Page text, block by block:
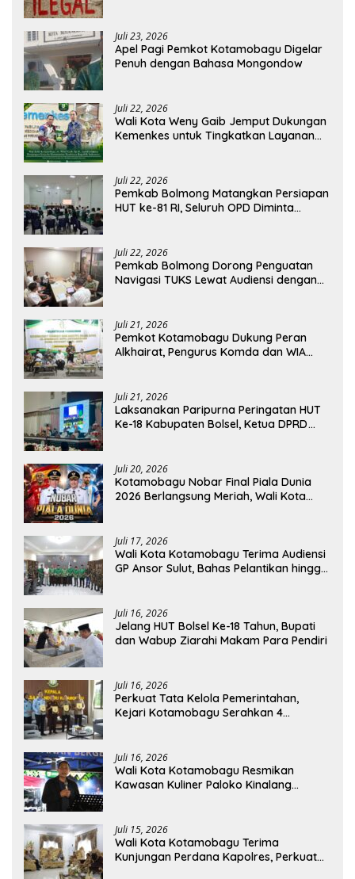
Juli 23, 2026
Apel Pagi Pemkot Kotamobagu Digelar
Penuh dengan Bahasa Mongondow
Juli 22, 2026
Wali Kota Weny Gaib Jemput Dukungan
Kemenkes untuk Tingkatkan Layanan
Juli 22, 2026
Pemkab Bolmong Matangkan Persiapan
HUT ke-81 RI, Seluruh OPD Diminta
Juli 22, 2026
Pemkab Bolmong Dorong Penguatan
Navigasi TUKS Lewat Audiensi dengan
Juli 21, 2026
Pemkot Kotamobagu Dukung Peran
Alkhairat, Pengurus Komda dan WIA
Juli 21, 2026
Laksanakan Paripurna Peringatan HUT
Ke-18 Kabupaten Bolsel, Ketua DPRD
Juli 20, 2026
Kotamobagu Nobar Final Piala Dunia
2026 Berlangsung Meriah, Wali Kota
Juli 17, 2026
Wali Kota Kotamobagu Terima Audiensi
GP Ansor Sulut, Bahas Pelantikan hingga
Juli 16, 2026
Jelang HUT Bolsel Ke-18 Tahun, Bupati
dan Wabup Ziarahi Makam Para Pendiri
Juli 16, 2026
Perkuat Tata Kelola Pemerintahan,
Kejari Kotamobagu Serahkan 4
Juli 16, 2026
Wali Kota Kotamobagu Resmikan
Kawasan Kuliner Paloko Kinalang
Juli 15, 2026
Wali Kota Kotamobagu Terima
Kunjungan Perdana Kapolres, Perkuat